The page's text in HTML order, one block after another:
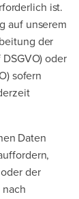
ist.
auf unserem
der
oder
sofern
Daten
der